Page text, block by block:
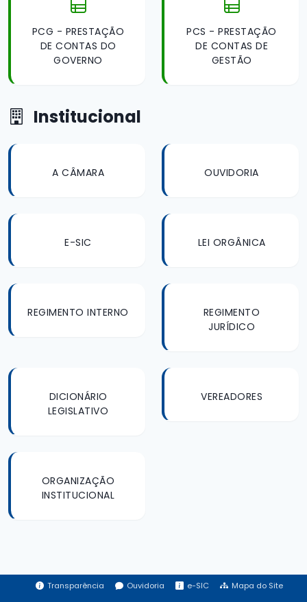
PCG - PRESTAÇÃO
DE CONTAS DO
GOVERNO
PCS - PRESTAÇÃO
DE CONTAS DE
GESTÃO
Institucional
A CÂMARA OUVIDORIA
E-SIC LEI ORGÂNICA
REGIMENTO INTERNO
REGIMENTO
JURÍDICO
DICIONÁRIO
LEGISLATIVO
VEREADORES
ORGANIZAÇÃO
INSTITUCIONAL
Transparência Ouvidoria e-SIC Mapa do Site